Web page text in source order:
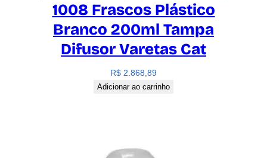
1008 Frascos Plástico
Branco 200ml Tampa
Difusor Varetas Cat
R$ 2.868,89
Adicionar ao carrinho